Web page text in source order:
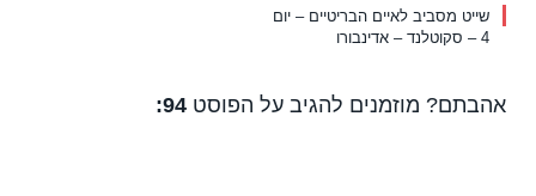
שייט מסביב לאיים הבריטיים – יום
4 – סקוטלנד – אדינבורו
אהבתם? מוזמנים להגיב על הפוסט 94: